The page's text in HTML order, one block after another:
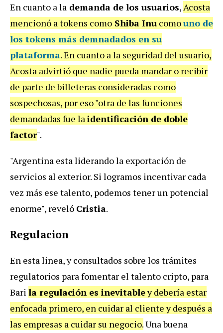
En cuanto a la demanda de los usuarios, Acosta
mencionó a tokens como Shiba Inu comouno de
los tokens más demnadados en su
plataforma. En cuanto a la seguridad del usuario,
Acosta advirtió que nadie pueda mandar o recibir
de parte de billeteras consideradas como
sospechosas, por eso "otra de las funciones
demandadas fue la identificación de doble
factor".
"Argentina esta liderando la exportación de
servicios al exterior. Si logramos incentivar cada
vez más ese talento, podemos tener un potencial
enorme", reveló Cristia.
Regulacion
En esta linea, y consultados sobre los trámites
regulatorios para fomentar el talento cripto, para
Bari la regulación es inevitabley debería estar
enfocada primero, en cuidar al cliente y después a
las empresas a cuidar su negocio.Una buena